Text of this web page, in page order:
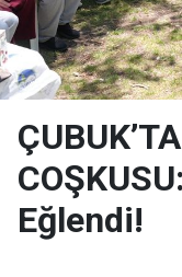
Eğlendi!